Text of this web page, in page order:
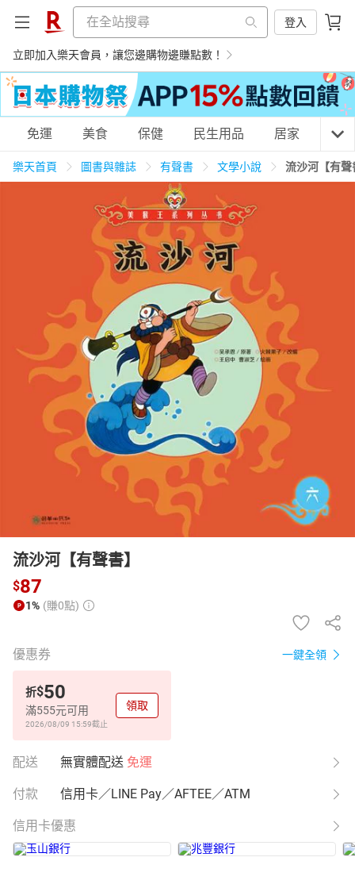
登入
立即加入樂天會員，讓您邊購物邊賺點數！
購物網分類
美食蛋糕 養生保健
3C家電 運動休閒
女裝 男裝 化妝保養 情趣用品
日本購物 電子/紙本書
HOT
免運 美食 保健 民生用品 居家 3C
樂天首頁 圖書與雜誌 有聲書 文學小說 流沙河【有聲
流沙河【有聲書】
$87
1% (賺0點)
優惠券 一鍵全領
折$50
滿555元可用
2026/08/09 15:59截止
領取
配送 無實體配送 免運
付款 信用卡／LINE Pay／AFTEE／ATM
信用卡優惠